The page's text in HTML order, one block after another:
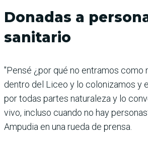
Donadas a
sanitario
"Pensé ¿por qué no entramos como
dentro del Liceo y lo colonizamos y
por todas partes naturaleza y lo
vivo, incluso cuando no hay
Ampudia en una rueda de prensa.